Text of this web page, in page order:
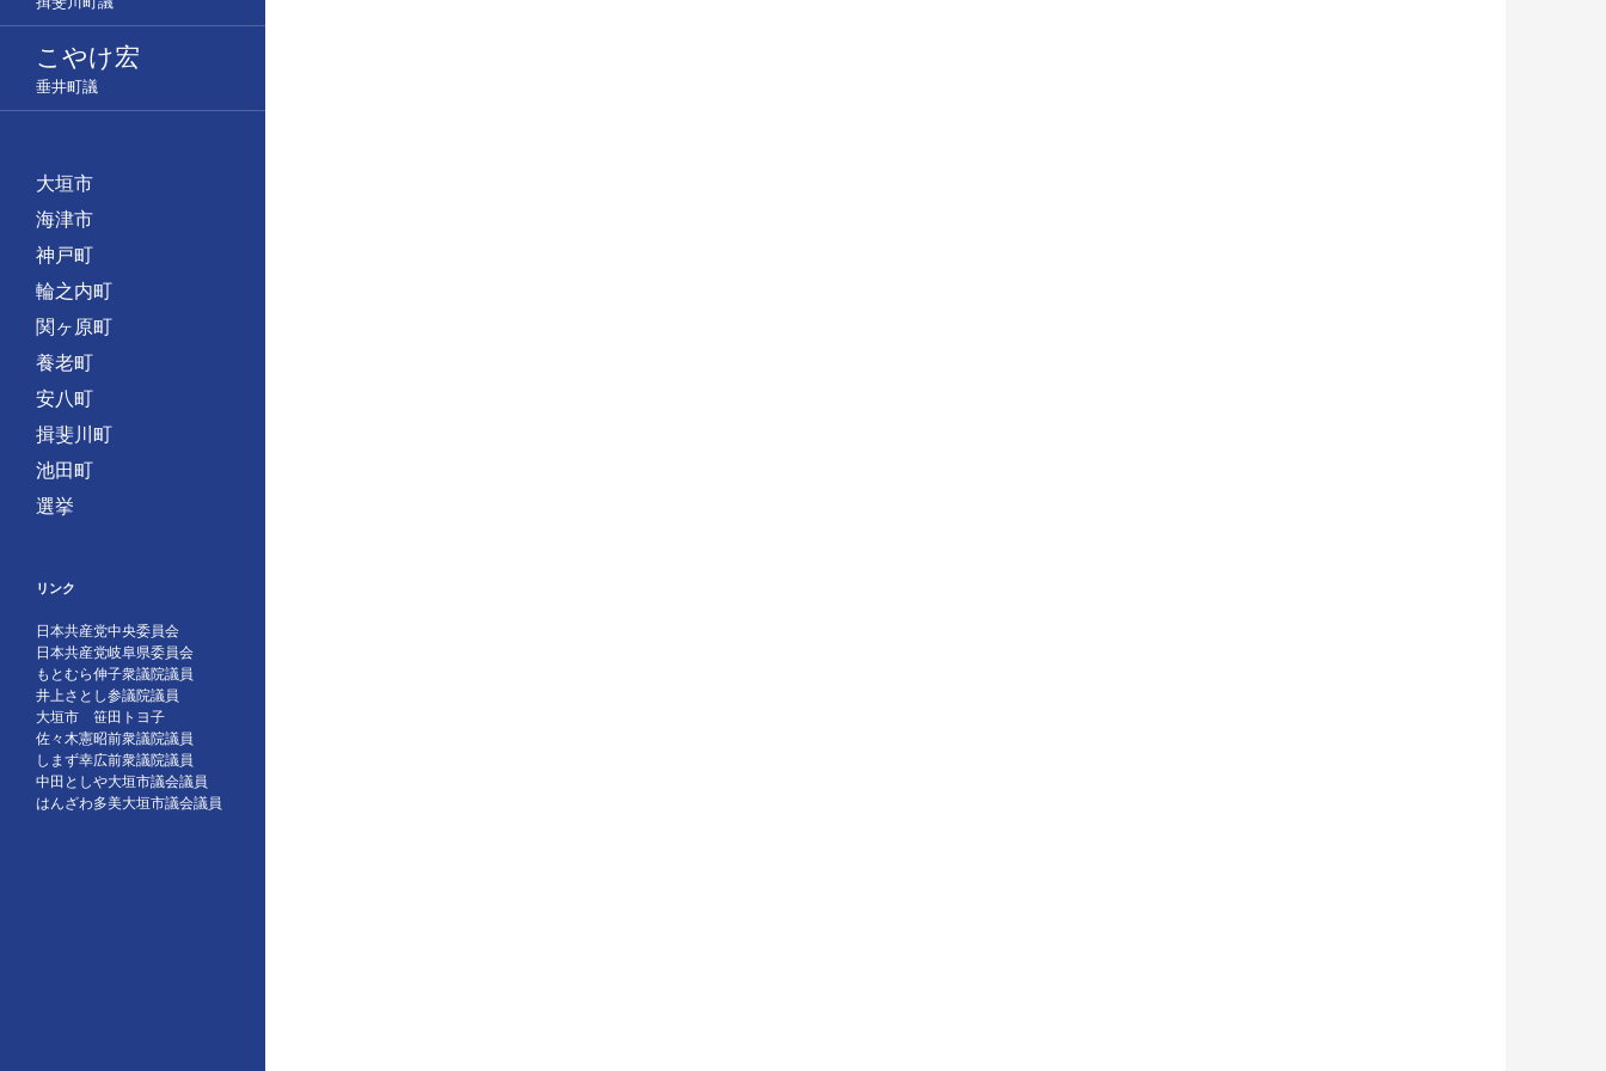
こやけ宏
垂井町議
大垣市
海津市
神戸町
輪之内町
関ヶ原町
養老町
安八町
揖斐川町
池田町
選挙
リンク
日本共産党中央委員会
日本共産党岐阜県委員会
もとむら伸子衆議院議員
井上さとし参議院議員
大垣市 笹田トヨ子
佐々木憲昭前衆議院議員
しまず幸広前衆議院議員
中田としや大垣市議会議員
はんざわ多美大垣市議会議員